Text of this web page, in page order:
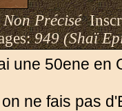
Non Précisé
949 (Shaï
une 50ene en
ne fais pas